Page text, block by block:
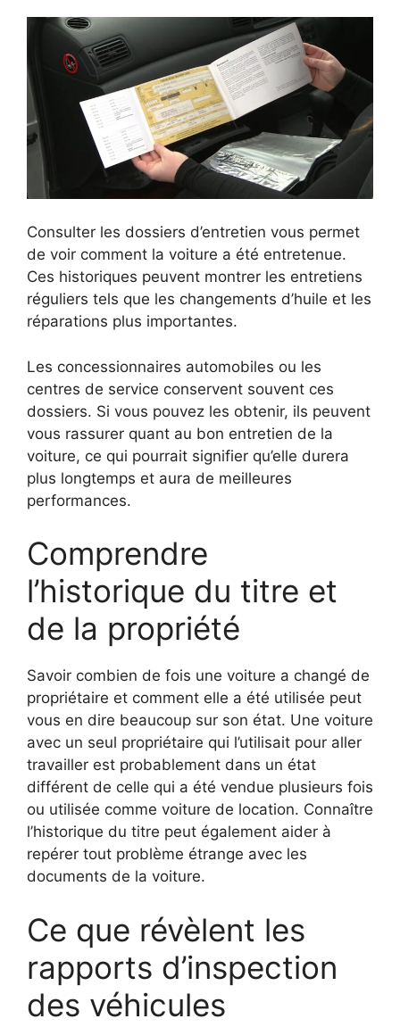
Consulter les dossiers d’entretien vous permet
de voir comment la voiture a été entretenue.
Ces historiques peuvent montrer les entretiens
réguliers tels que les changements d’huile et les
réparations plus importantes.
Les concessionnaires automobiles ou les
centres de service conservent souvent ces
dossiers. Si vous pouvez les obtenir, ils peuvent
vous rassurer quant au bon entretien de la
voiture, ce qui pourrait signifier qu’elle durera
plus longtemps et aura de meilleures
performances.
Comprendre
l’historique du titre et
de la propriété
Savoir combien de fois une voiture a changé de
propriétaire et comment elle a été utilisée peut
vous en dire beaucoup sur son état. Une voiture
avec un seul propriétaire qui l’utilisait pour aller
travailler est probablement dans un état
différent de celle qui a été vendue plusieurs fois
ou utilisée comme voiture de location. Connaître
l’historique du titre peut également aider à
repérer tout problème étrange avec les
documents de la voiture.
Ce que révèlent les
rapports d’inspection
des véhicules